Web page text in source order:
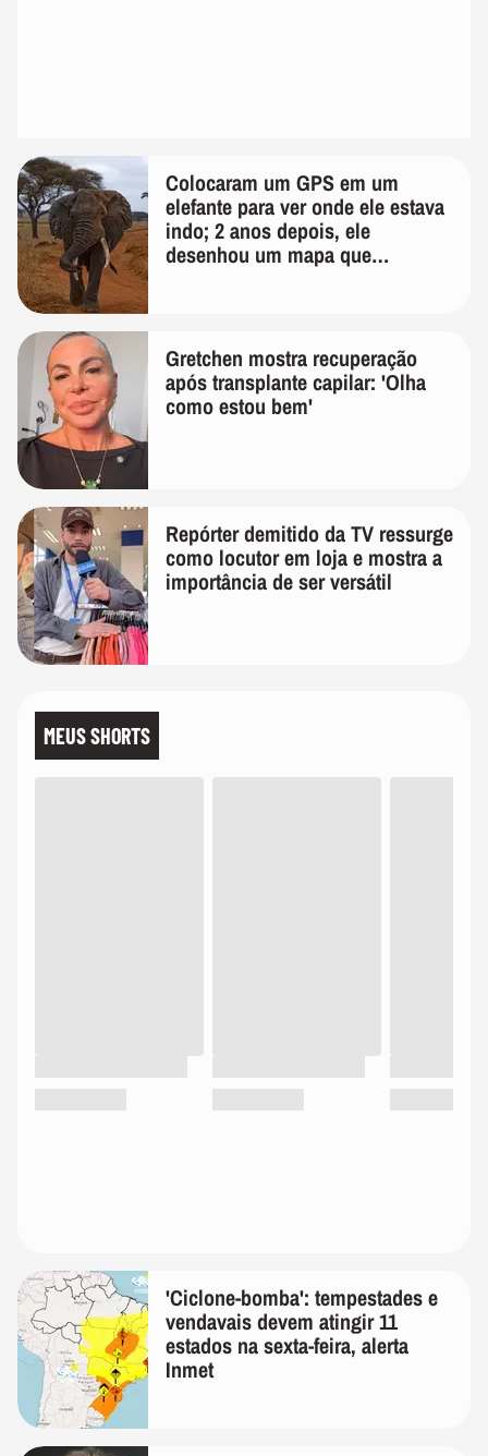
Colocaram um GPS em um
elefante para ver onde ele estava
indo; 2 anos depois, ele
desenhou um mapa que
Gretchen mostra recuperação
após transplante capilar: 'Olha
como estou bem'
Repórter demitido da TV ressurge
como locutor em loja e mostra a
importância de ser versátil
MEUS SHORTS
'Ciclone-bomba': tempestades e
vendavais devem atingir 11
estados na sexta-feira, alerta
Inmet